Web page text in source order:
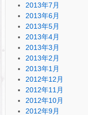
2013年7月
2013年6月
2013年5月
2013年4月
2013年3月
2013年2月
2013年1月
2012年12月
2012年11月
2012年10月
2012年9月